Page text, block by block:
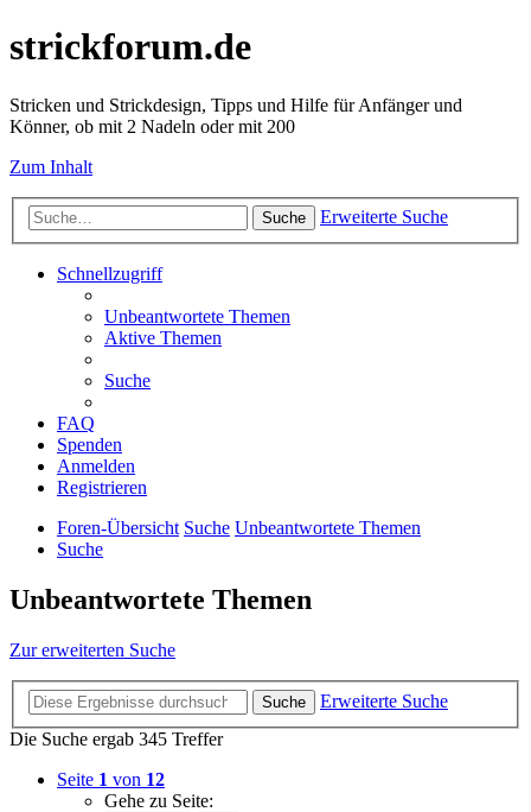
strickforum.de
Stricken und Strickdesign, Tipps und Hilfe für Anfänger und
Könner, ob mit 2 Nadeln oder mit 200
Zum Inhalt
Suche Erweiterte Suche
Schnellzugriff
Unbeantwortete Themen
Aktive Themen
Suche
FAQ
Spenden
Anmelden
Registrieren
Foren-Übersicht Suche Unbeantwortete Themen
Suche
Unbeantwortete Themen
Zur erweiterten Suche
Suche
Erweiterte Suche
Die Suche ergab 345 Treffer
Seite 1 von 12
Gehe zu Seite: